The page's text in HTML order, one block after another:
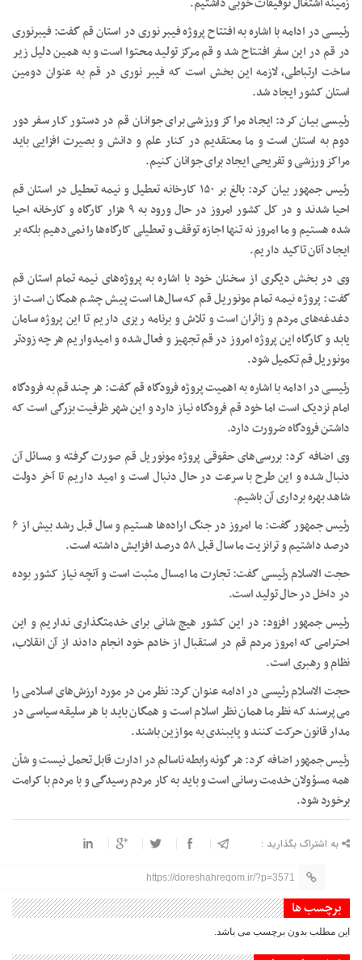
رئیسی در ادامه با اشاره به افتتاح پروژه فیبر نوری در استان قم گفت: فیبرنوری
در قم در این سفر افتتاح شد و قم مرکز تولید محتوا است و به همین دلیل زیر
ساخت ارتباطی، لازمه این بخش است که فیبر نوری در قم به عنوان دومین
استان کشور ایجاد شد.
رئیسی بیان کرد: ایجاد مراکز ورزشی برای جوانان قم در دستور کار سفر دور
دوم به استان است و ما معتقدیم در کنار علم و دانش و بصیرت افزایی باید
مراکز ورزشی و تفریحی ایجاد برای جوانان کنیم.
رئیس جمهور بیان کرد: بالغ بر ۱۵۰ کارخانه تعطیل و نیمه تعطیل در استان قم
احیا شدند و در کل کشور امروز در حال ورود به ۹ هزار کارگاه و کارخانه احیا
شده هستیم و ما امروز نه تنها اجازه توقف و تعطیلی کارگاه‌ها را نمی‌دهیم بلکه بر
ایجاد آنان تاکید داریم.
وی در بخش دیگری از سخنان خود با اشاره به پروژه‌های نیمه تمام استان قم
گفت: پروژه نیمه تمام مونوریل قم که سال‌ها است پیش چشم همگان است از
دغدغه‌های مردم و زائران است و تلاش و برنامه ریزی داریم تا این پروژه سامان
یابد و کارگاه این پروژه امروز در قم تجهیز و فعال شده و امیدواریم هر چه زودتر
مونوریل قم تکمیل شود.
رئیسی در ادامه با اشاره به اهمیت پروژه فرودگاه قم گفت: هر چند قم به فرودگاه
امام نزدیک است اما خود قم فرودگاه نیاز دارد و این شهر ظرفیت بزرگی است که
داشتن فرودگاه ضرورت دارد.
وی اضافه کرد: بررسی‌های حقوقی پروژه مونوریل قم صورت گرفته و مسائل آن
دنبال شده و این طرح با سرعت در حال دنبال است و امید داریم تا آخر دولت
شاهد بهره برداری آن باشیم‌.
رئیس جمهور گفت: ما امروز در جنگ اراده‌ها هستیم و سال قبل رشد بیش از ۶
درصد داشتیم و ترانزیت ما سال قبل ۵۸ درصد افزایش داشته است.
حجت الاسلام رئیسی گفت: تجارت ما امسال مثبت است و آنچه نیاز کشور بوده
در داخل در حال تولید است.
رئیس جمهور افزود: در این کشور هیچ شانی برای خدمتگذاری نداریم و این
احترامی که امروز مردم قم در استقبال از خادم خود انجام دادند از آن انقلاب،
نظام و رهبری است.
حجت الاسلام رئیسی در ادامه عنوان کرد: نظر من در مورد ارزش‌های اسلامی را
می‌پرسند که نظر ما همان نظر اسلام است و همگان باید با هر سلیقه سیاسی در
مدار قانون حرکت کنند و پایبندی به موازین باشند.
رئیس جمهور اضافه کرد: هر گونه رابطه ناسالم در ادارت قابل تحمل نیست و شأن
همه مسؤولان خدمت رسانی است و باید به کار مردم رسیدگی و با مردم با کرامت
برخورد شود.
به اشتراک بگذارید :
https://doreshahreqom.ir/?p=3571
برچسب ها
این مطلب بدون برچسب می باشد.